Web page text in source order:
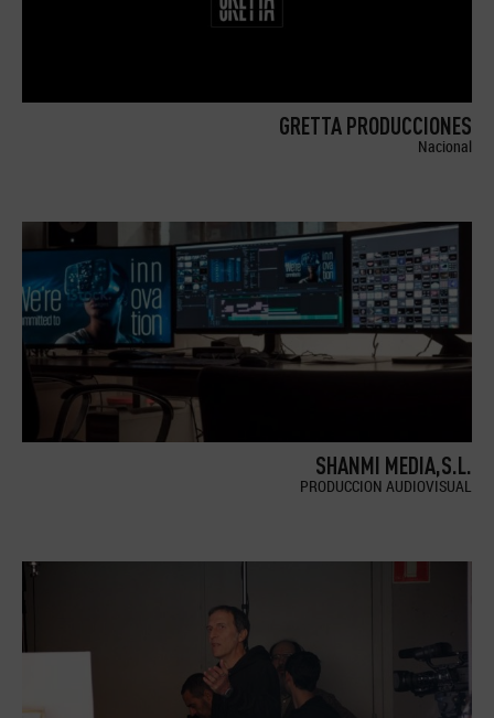
GRETTA PRODUCCIONES
Nacional
SHANMI MEDIA,S.L.
PRODUCCION AUDIOVISUAL